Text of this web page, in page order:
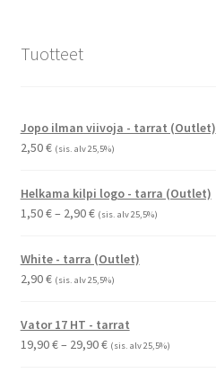
Tuotteet
Jopo ilman viivoja - tarrat (Outlet)
2,50€ (sis. alv 25,5%)
Helkama kilpi logo - tarra (Outlet)
1,50€– 2,90€Hintaluokka:
-
2,90 €
(sis. alv 25,5%)
White - tarra (Outlet)
2,90€ (sis. alv 25,5%)
Vator 17 HT - tarrat
19,90€– 29,90€Hintaluokka:
(sis. alv 25,5%)